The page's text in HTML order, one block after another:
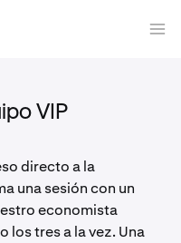
VIP
directo a la
una sesión con un
economista
los tres a la vez. Una